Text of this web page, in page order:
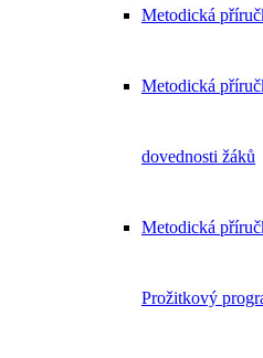
Metodická
Metodická
dovednosti žáků
Metodická
Prožitkový